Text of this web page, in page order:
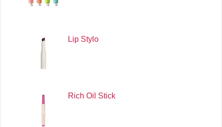
Lip Stylo
Rich Oil Stick